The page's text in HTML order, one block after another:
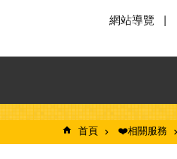
網站導覽
首頁 ❤️相關服務